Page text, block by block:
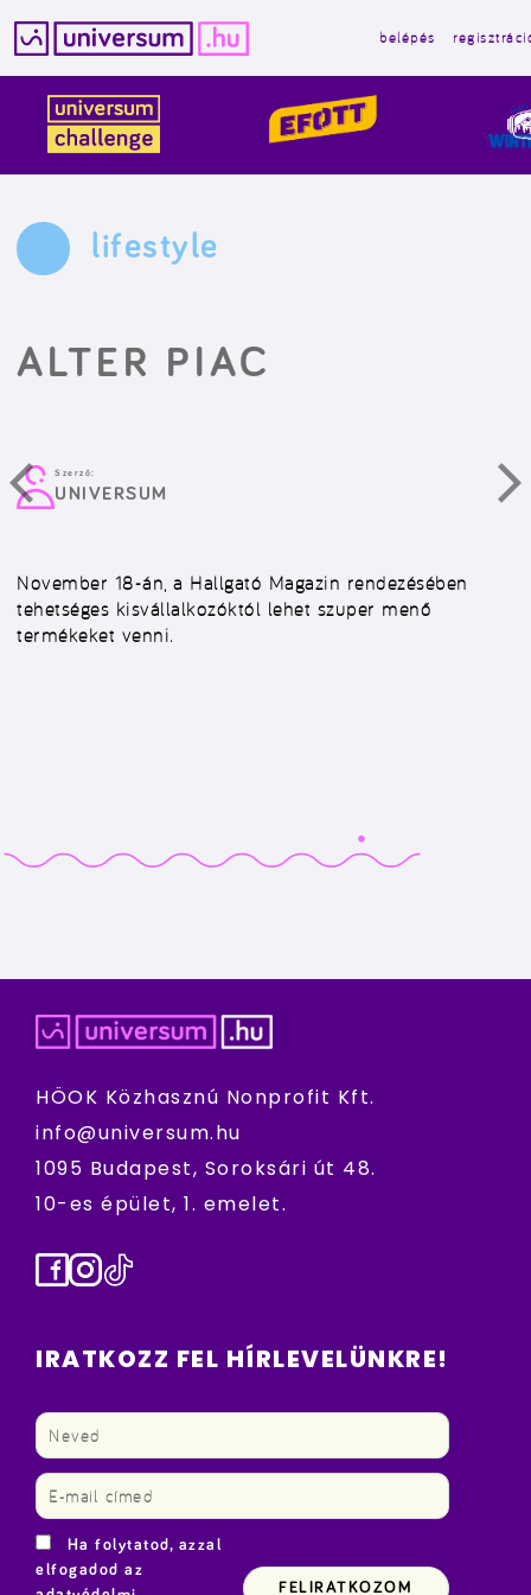
tartalomba
belépés
lifestyle
ALTER PIAC
Szerző:
UNIVERSUM
November 18-án, a Hallgató Magazin rendezésében
tehetséges kisvállalkozóktól lehet szuper menő
termékeket venni.
HÖOK Közhasznú Nonprofit Kft.
info@universum.hu
1095 Budapest, Soroksári út 48.
10-es épület, 1. emelet.
Facebook
Instagram
TikTok
IRATKOZZ FEL HÍRLEVELÜNKRE!
Ha folytatod, azzal
elfogadod az